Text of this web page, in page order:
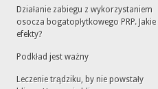
Działanie zabiegu z wykorzystaniem
osocza bogatopłytkowego PRP. Jakie
efekty?
Podkład jest ważny
Leczenie trądziku, by nie powstały